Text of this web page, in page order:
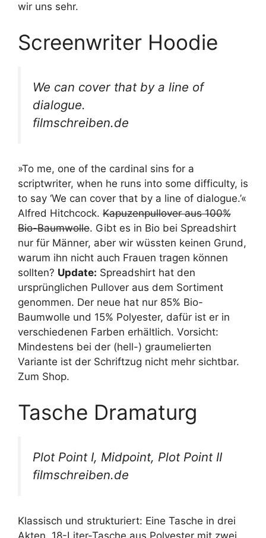
wir uns sehr.
Screenwriter Hoodie
We can cover that by a line of
dialogue.
filmschreiben.de
»To me, one of the cardinal sins for a
scriptwriter, when he runs into some difficulty, is
to say ‘We can cover that by a line of dialogue.’«
Alfred Hitchcock. Kapuzenpullover aus 100%
Bio-Baumwolle. Gibt es in Bio bei Spreadshirt
nur für Männer, aber wir wüssten keinen Grund,
warum ihn nicht auch Frauen tragen können
sollten? Update: Spreadshirt hat den
ursprünglichen Pullover aus dem Sortiment
genommen. Der neue hat nur 85% Bio-
Baumwolle und 15% Polyester, dafür ist er in
verschiedenen Farben erhältlich. Vorsicht:
Mindestens bei der (hell-) graumelierten
Variante ist der Schriftzug nicht mehr sichtbar.
Zum Shop.
Tasche Dramaturg
Plot Point I, Midpoint, Plot Point II
filmschreiben.de
Klassisch und strukturiert: Eine Tasche in drei